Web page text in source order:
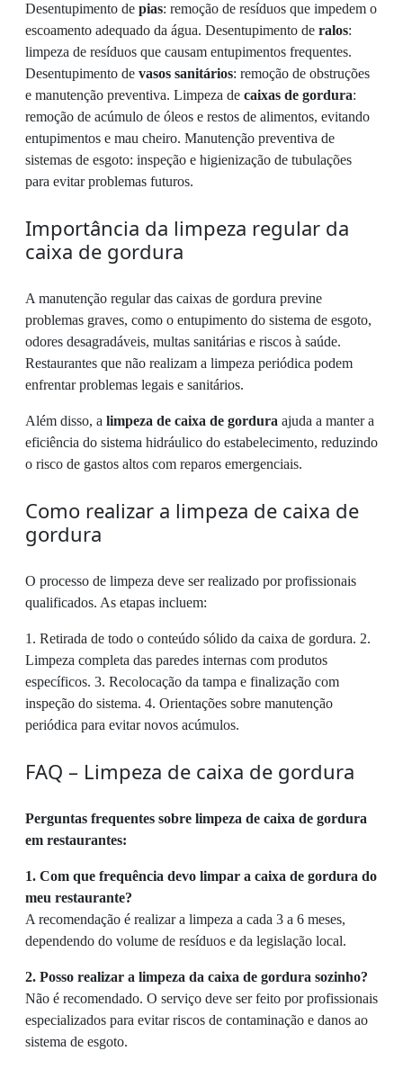
Desentupimento de pias: remoção de resíduos que impedem o
escoamento adequado da água. Desentupimento de ralos:
limpeza de resíduos que causam entupimentos frequentes.
Desentupimento de vasos sanitários: remoção de obstruções
e manutenção preventiva. Limpeza de caixas de gordura:
remoção de acúmulo de óleos e restos de alimentos, evitando
entupimentos e mau cheiro. Manutenção preventiva de
sistemas de esgoto: inspeção e higienização de tubulações
para evitar problemas futuros.
Importância da limpeza regular da
caixa de gordura
A manutenção regular das caixas de gordura previne
problemas graves, como o entupimento do sistema de esgoto,
odores desagradáveis, multas sanitárias e riscos à saúde.
Restaurantes que não realizam a limpeza periódica podem
enfrentar problemas legais e sanitários.
Além disso, a limpeza de caixa de gordura ajuda a manter a
eficiência do sistema hidráulico do estabelecimento, reduzindo
o risco de gastos altos com reparos emergenciais.
Como realizar a limpeza de caixa de
gordura
O processo de limpeza deve ser realizado por profissionais
qualificados. As etapas incluem:
1. Retirada de todo o conteúdo sólido da caixa de gordura. 2.
Limpeza completa das paredes internas com produtos
específicos. 3. Recolocação da tampa e finalização com
inspeção do sistema. 4. Orientações sobre manutenção
periódica para evitar novos acúmulos.
FAQ – Limpeza de caixa de gordura
Perguntas frequentes sobre limpeza de caixa de gordura
em restaurantes:
1. Com que frequência devo limpar a caixa de gordura do
meu restaurante?
A recomendação é realizar a limpeza a cada 3 a 6 meses,
dependendo do volume de resíduos e da legislação local.
2. Posso realizar a limpeza da caixa de gordura sozinho?
Não é recomendado. O serviço deve ser feito por profissionais
especializados para evitar riscos de contaminação e danos ao
sistema de esgoto.